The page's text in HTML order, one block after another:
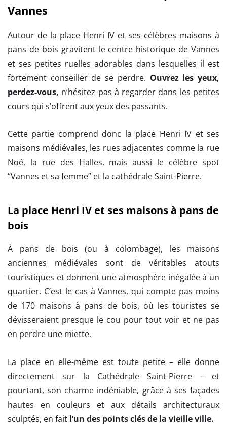
Vannes
Autour de la place Henri IV et ses célèbres maisons à
pans de bois gravitent le centre historique de Vannes
et ses petites ruelles adorables dans lesquelles il est
fortement conseiller de se perdre. Ouvrez les yeux,
perdez-vous, n’hésitez pas à regarder dans les petites
cours qui s’offrent aux yeux des passants.
Cette partie comprend donc la place Henri IV et ses
maisons médiévales, les rues adjacentes comme la rue
Noé, la rue des Halles, mais aussi le célèbre spot
“Vannes et sa femme” et la cathédrale Saint-Pierre.
La place Henri IV et ses maisons à pans de
bois
À pans de bois (ou à colombage), les maisons
anciennes médiévales sont de véritables atouts
touristiques et donnent une atmosphère inégalée à un
quartier. C’est le cas à Vannes, qui compte pas moins
de 170 maisons à pans de bois, où les touristes se
dévisseraient presque le cou pour tout voir et ne pas
en perdre une miette.
La place en elle-même est toute petite – elle donne
directement sur la Cathédrale Saint-Pierre – et
pourtant, son charme indéniable, grâce à ses façades
hautes en couleurs et aux détails architecturaux
sculptés, en fait l’un des points clés de la vieille ville.